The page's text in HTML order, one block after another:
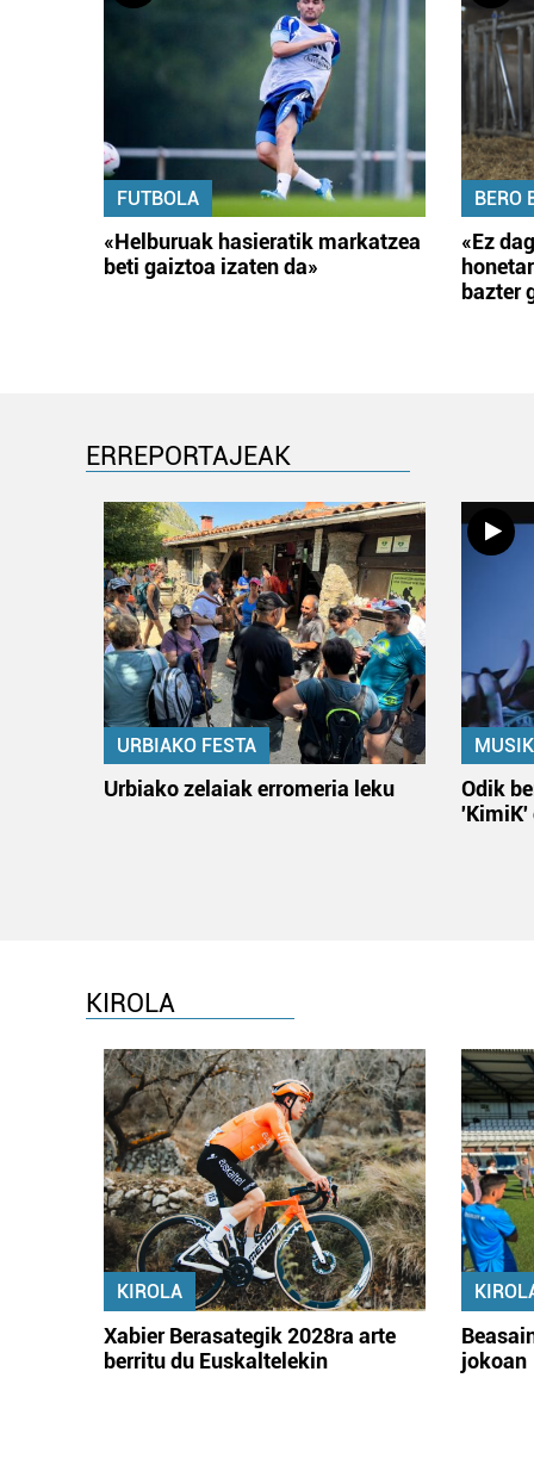
FUTBOLA
«Helburuak hasieratik markatzea
beti gaiztoa izaten da»
BERO
«Ez
bazter
ERREPORTAJEAK
URBIAKO FESTA
Urbiako zelaiak erromeria leku
Odik
'KimiK'
KIROLA
KIROLA
Xabier Berasategik 2028ra arte
berritu du Euskaltelekin
jokoan